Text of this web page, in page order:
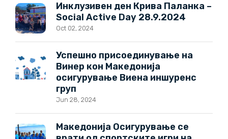
Инклузивен ден Крива Паланка –
Social Active Day 28.9.2024
Oct 02, 2024
Успешно присоединување на
Винер кон Македонија
осигурување Виена иншуренс
груп
Jun 28, 2024
Македонија Осигурување се